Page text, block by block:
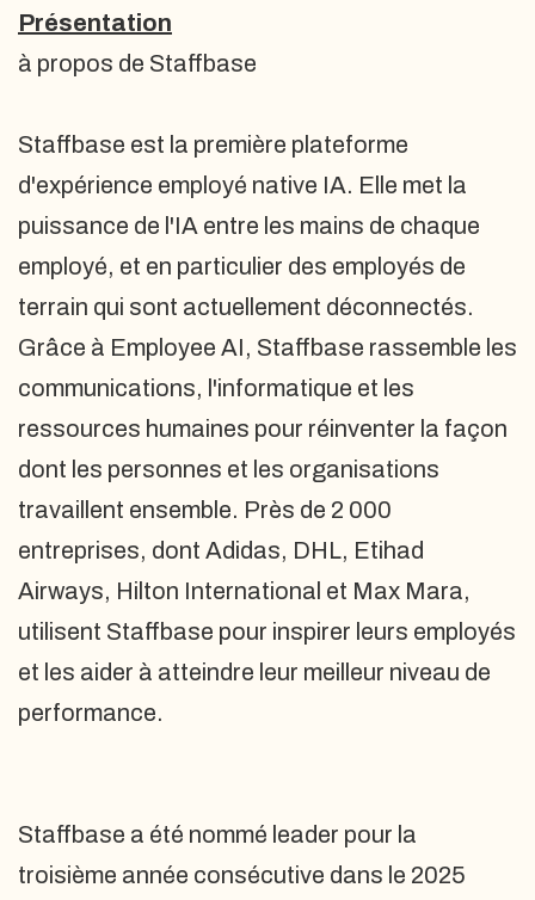
Présentation
à propos de Staffbase
Staffbase est la première plateforme
d'expérience employé native IA. Elle met la
puissance de l'IA entre les mains de chaque
employé, et en particulier des employés de
terrain qui sont actuellement déconnectés.
Grâce à Employee AI, Staffbase rassemble les
communications, l'informatique et les
ressources humaines pour réinventer la façon
dont les personnes et les organisations
travaillent ensemble. Près de 2 000
entreprises, dont Adidas, DHL, Etihad
Airways, Hilton International et Max Mara,
utilisent Staffbase pour inspirer leurs employés
et les aider à atteindre leur meilleur niveau de
performance.
Staffbase a été nommé leader pour la
troisième année consécutive dans le 2025